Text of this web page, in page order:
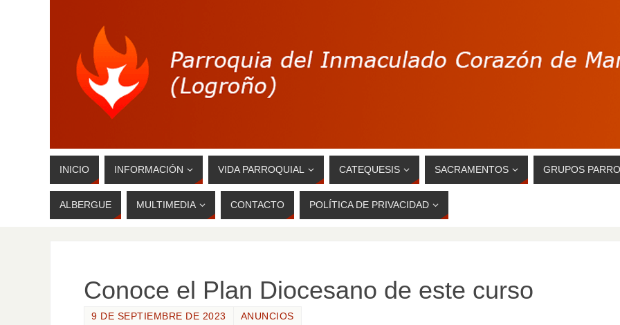
INICIO INFORMACIÓN VIDA PARROQUIAL CATEQUESIS SACRAMENTOS GRUPOS
ALBERGUE MULTIMEDIA CONTACTO POLÍTICA DE PRIVACIDAD
Conoce el Plan Diocesano de este curso
9 DE SEPTIEMBRE DE 2023 ANUNCIOS